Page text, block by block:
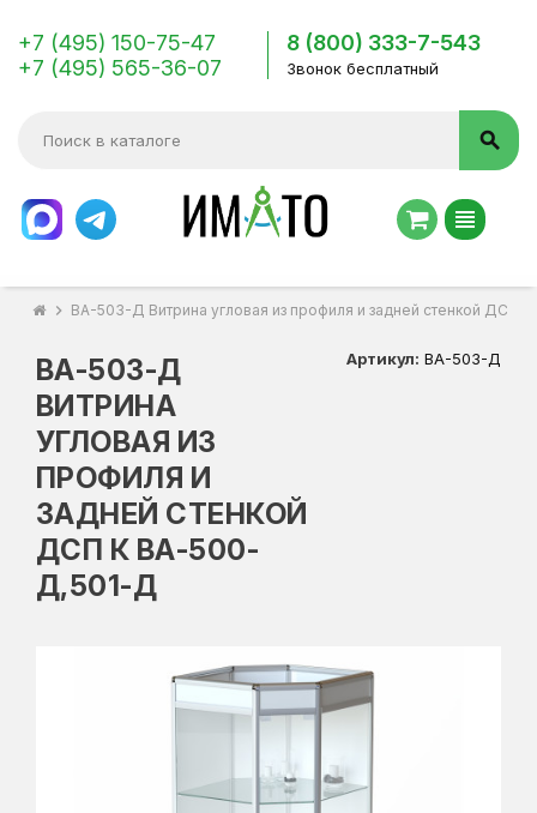
+7 (495) 150-75-47
+7 (495) 565-36-07
8 (800) 333-7-543
Звонок бесплатный
search
view_headline
chevron_right ВА-503-Д Витрина угловая из профиля и задней стенкой ДСП
ВА-503-Д
ВИТРИНА
УГЛОВАЯ ИЗ
ПРОФИЛЯ И
ЗАДНЕЙ СТЕНКОЙ
ДСП К ВА-500-
Д,501-Д
Артикул: ВА-503-Д